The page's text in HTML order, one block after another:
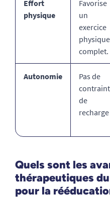
Effort
physique
Favorise
un
exercice
physique
complet.
Autonomie
Pas de
de
recharge
Quels sont les
thérapeutiques
pour la